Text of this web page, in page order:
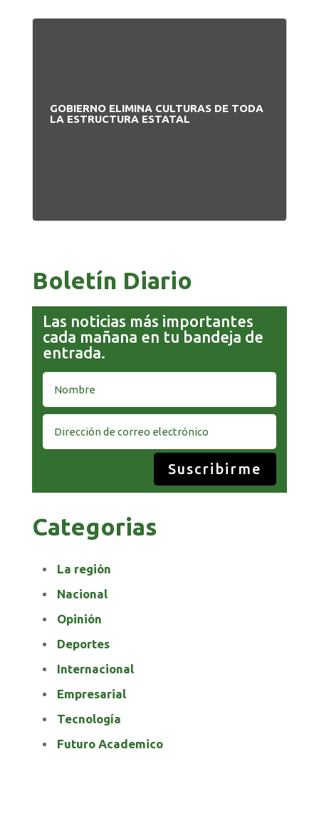
GOBIERNO ELIMINA CULTURAS DE TODA
LA ESTRUCTURA ESTATAL
Boletín Diario
Las noticias más importantes
cada mañana en tu bandeja de
entrada.
Suscribirme
Categorias
La región
Nacional
Opinión
Deportes
Internacional
Empresarial
Tecnología
Futuro Academico